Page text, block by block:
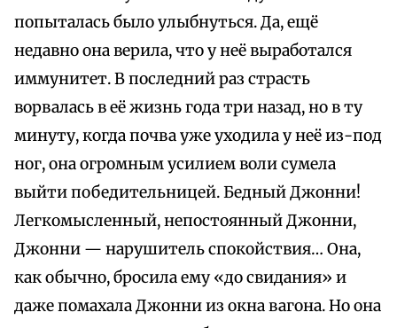
попыталась было улыбнуться. Да, ещё
недавно она верила, что у неё выработался
иммунитет. В последний раз страсть
ворвалась в её жизнь года три назад, но в ту
минуту, когда почва уже уходила у неё из-под
ног, она огромным усилием воли сумела
выйти победительницей. Бедный Джонни!
Легкомысленный, непостоянный Джонни,
Джонни — нарушитель спокойствия… Она,
как обычно, бросила ему «до свидания» и
даже помахала Джонни из окна вагона. Но она